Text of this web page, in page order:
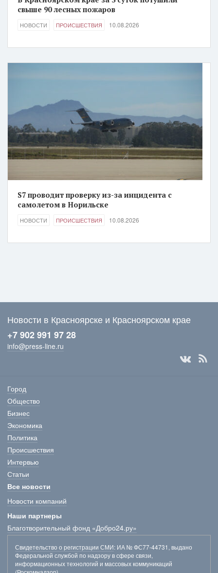
свыше 90 лесных пожаров
НОВОСТИ ПРОИСШЕСТВИЯ 10.08.2026
S7 проводит проверку из-за инцидента с
самолетом в Норильске
НОВОСТИ ПРОИСШЕСТВИЯ 10.08.2026
Новости в Красноярске и Красноярском крае
+7 902 991 97 28
info@press-line.ru
Город
Общество
Бизнес
Экономика
Политика
Происшествия
Интервью
Статьи
Все новости
Новости компаний
Наши партнеры
Благотворительный фонд «Добро24.ру»
Свидетельство о регистрации СМИ: ИА № ФС77-44731, выдано
Федеральной службой по надзору в сфере связи,
информационных технологий и массовых коммуникаций